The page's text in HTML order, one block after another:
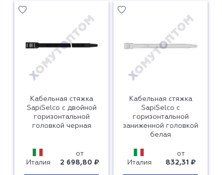
Кабельная стяжка
SapiSelco с двойной
горизонтальной
головкой черная
Италия
от
2 698,80 ₽
Кабельная стяжка
SapiSelco с
горизонтальной
заниженной головкой
белая
Италия
от
832,31 ₽